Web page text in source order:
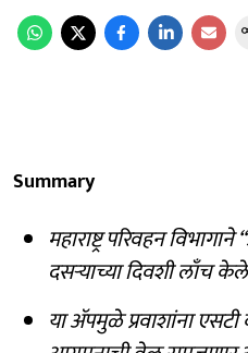
Summary
महाराष्ट्र परिवहन
दसऱ्याच्या दिवशी लाँच
या ॲपमुळे प्रवाशांना